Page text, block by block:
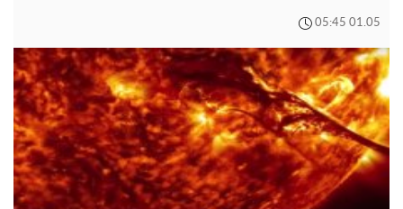
05:45 01.05